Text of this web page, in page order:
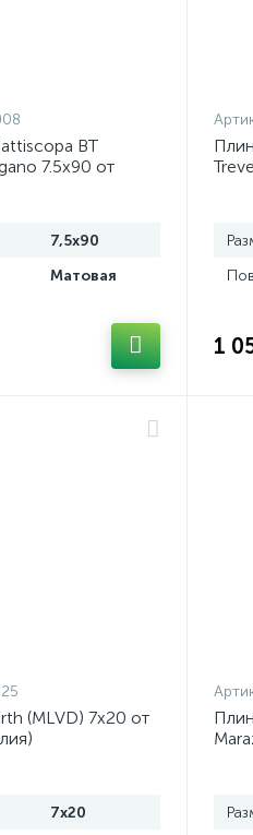
BT
7.5x90 от
7,5x90
Матовая
1
(MLVD) 7x20 от
7x20